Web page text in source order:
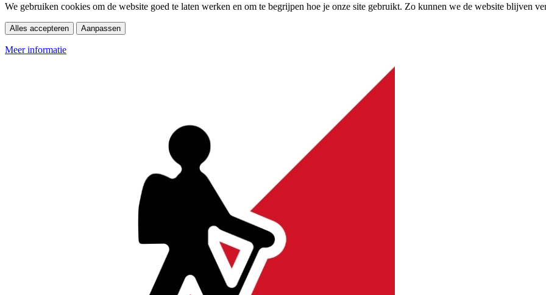
We gebruiken cookies om de website goed te laten werken en om te begrijpen hoe je onze site gebruikt. Zo kunnen we de website blijven
Alles accepteren Aanpassen
Meer informatie